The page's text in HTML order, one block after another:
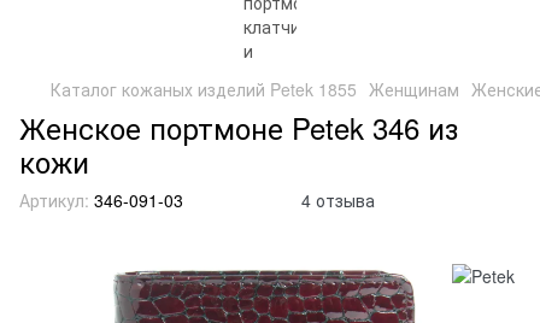
Каталог кожаных изделий Petek 1855 Женщинам
Женское портмоне Petek 346 из
кожи
Артикул: 346-091-03 4 отзыва